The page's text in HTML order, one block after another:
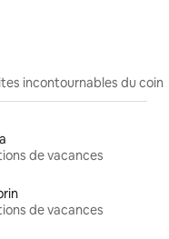
incontournables du coin
de vacances
de vacances